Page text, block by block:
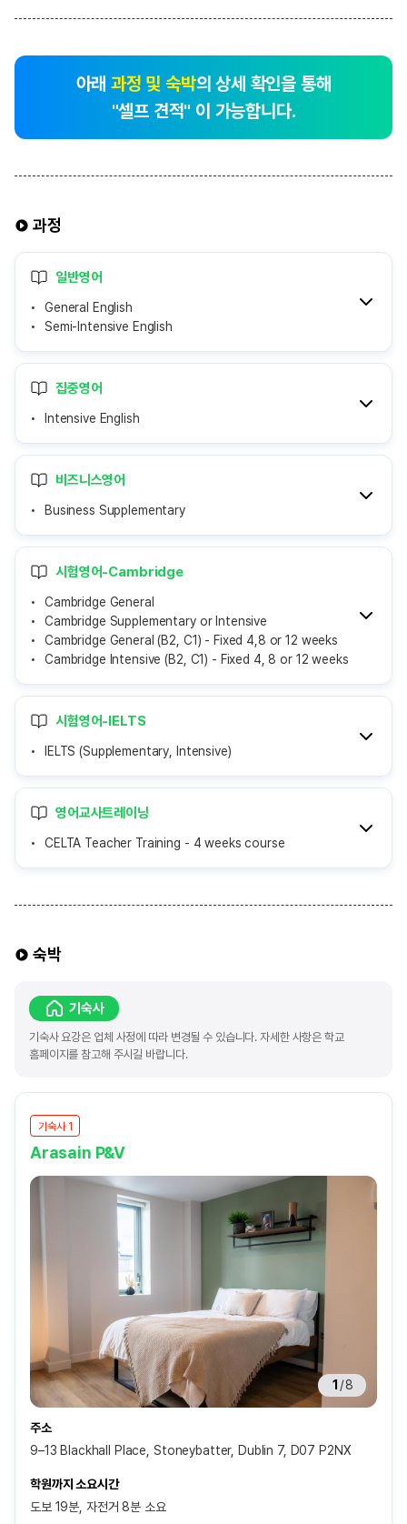
아래 과정 및 숙박의 상세 확인을 통해
"셀프 견적" 이 가능합니다.
과정
일반영어
General English
Semi-Intensive English
집중영어
Intensive English
비즈니스영어
Business Supplementary
시험영어-Cambridge
Cambridge General
Cambridge Supplementary or Intensive
Cambridge General (B2, C1) - Fixed 4,8 or 12 weeks
Cambridge Intensive (B2, C1) - Fixed 4, 8 or 12 weeks
시험영어-IELTS
IELTS (Supplementary, Intensive)
영어교사트레이닝
CELTA Teacher Training - 4 weeks course
숙박
기숙사
기숙사 요강은 업체 사정에 따라 변경될 수 있습니다. 자세한 사항은 학교
홈페이지를 참고해 주시길 바랍니다.
기숙사 1
Arasain P&V
1 /8
주소
9–13 Blackhall Place, Stoneybatter, Dublin 7, D07 P2NX
학원까지 소요시간
도보 19분, 자전거 8분 소요